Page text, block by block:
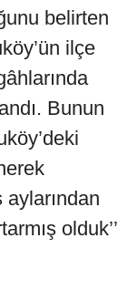
belirten
ilçe
Bunun
aylarından
olduk’’